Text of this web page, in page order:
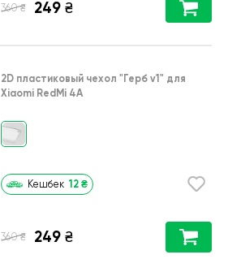
360 ₴ 249 ₴
2D пластиковый чехол "Герб v1" для
Xiaomi RedMi 4A
Кешбек 12 ₴
360 ₴ 249 ₴